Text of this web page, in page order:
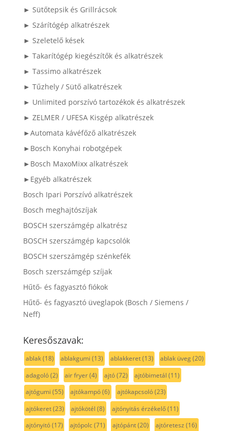
► Sütőtepsik és Grillrácsok
► Szárítógép alkatrészek
► Szeletelő kések
► Takarítógép kiegészítők és alkatrészek
► Tassimo alkatrészek
► Tűzhely / Sütő alkatrészek
► Unlimited porszívó tartozékok és alkatrészek
► ZELMER / UFESA Kisgép alkatrészek
►Automata kávéfőző alkatrészek
►Bosch Konyhai robotgépek
►Bosch MaxoMixx alkatrészek
►Egyéb alkatrészek
Bosch Ipari Porszívó alkatrészek
Bosch meghajtószíjak
BOSCH szerszámgép alkatrész
BOSCH szerszámgép kapcsolók
BOSCH szerszámgép szénkefék
Bosch szerszámgép szíjak
Hűtő- és fagyasztó fiókok
Hűtő- és fagyasztó üveglapok (Bosch / Siemens /
Neff)
Keresőszavak:
ablak(18) ablakgumi (13) ablakkeret(13) ablak üveg(20)
adagoló(2) air fryer(4) ajtó(72) ajtóbimetál (11)
ajtógumi (55) ajtókampó(6) ajtókapcsoló(23)
ajtókeret(23) ajtókötél (8) ajtónyitás érzékelő(11)
ajtónyitó(17) ajtópolc(71) ajtópánt(20) ajtóretesz (16)